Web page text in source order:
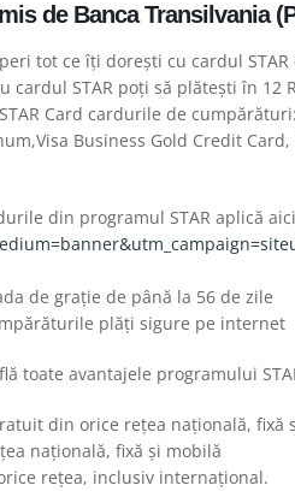
de Banca Transilvania
tot ce îți dorești cu cardul
cardul STAR poți să plătești în 12
Card cardurile de
Business Gold Credit
din programul STAR aplică
de grație de până la 56 de zile
plăți sigure pe internet
toate avantajele programului
din orice rețea națională, fixă
națională, fixă și mobilă
rețea, inclusiv internațional.